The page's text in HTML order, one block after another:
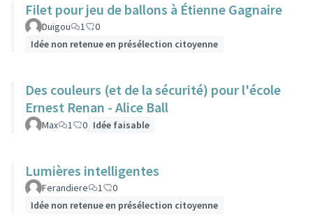
Filet pour jeu de ballons à Étienne Gagnaire
Duigou 1
0
Idée non retenue en présélection citoyenne
Des couleurs (et de la sécurité) pour l'école
Ernest Renan - Alice Ball
Max 1 0 Idée faisable
Lumières intelligentes
Ferandiere 1
0
Idée non retenue en présélection citoyenne